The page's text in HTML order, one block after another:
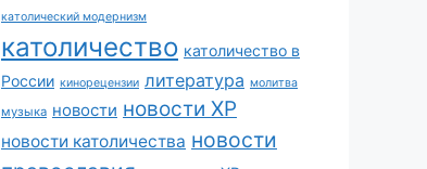
католический модернизм
католичество католичество в
России кинорецензии литература молитва
музыка новости новости ХР
новости католичества новости